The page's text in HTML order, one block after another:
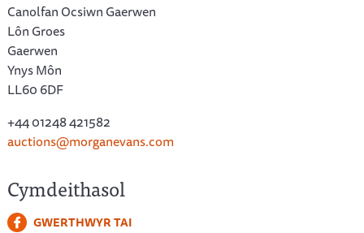
Canolfan Ocsiwn Gaerwen
Lôn Groes
Gaerwen
Ynys Môn
LL60 6DF
+44 01248 421582
auctions@morganevans.com
Cymdeithasol
GWERTHWYR TAI